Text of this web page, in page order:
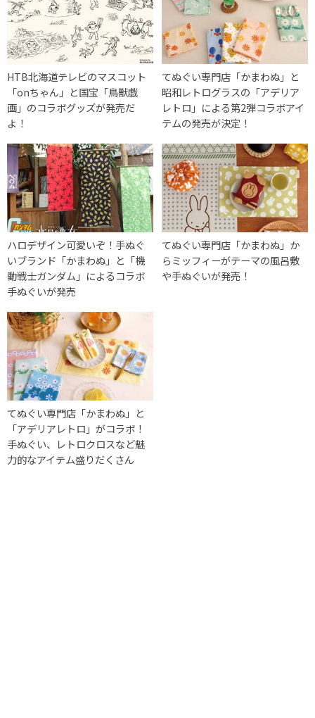
HTB北海道テレビのマスコット
「onちゃん」と国宝「鳥獣戯
画」のコラボグッズが発売だ
よ！
てぬぐい専門店「かまわぬ」と
昭和レトログラスの「アデリア
レトロ」による第2弾コラボアイ
テムの発売が決定！
ハロデザイン可愛いぞ！手ぬぐ
いブランド「かまわぬ」と「機
動戦士ガンダム」によるコラボ
手ぬぐいが発売
てぬぐい専門店「かまわぬ」か
らミッフィーがテーマの風呂敷
や手ぬぐいが発売！
てぬぐい専門店「かまわぬ」と
「アデリアレトロ」がコラボ！
手ぬぐい、レトロクロスなど魅
力的なアイテム盛りだくさん